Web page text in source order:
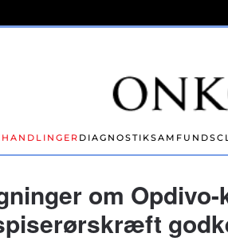
DIAGNOSTIKSAMFUND
om